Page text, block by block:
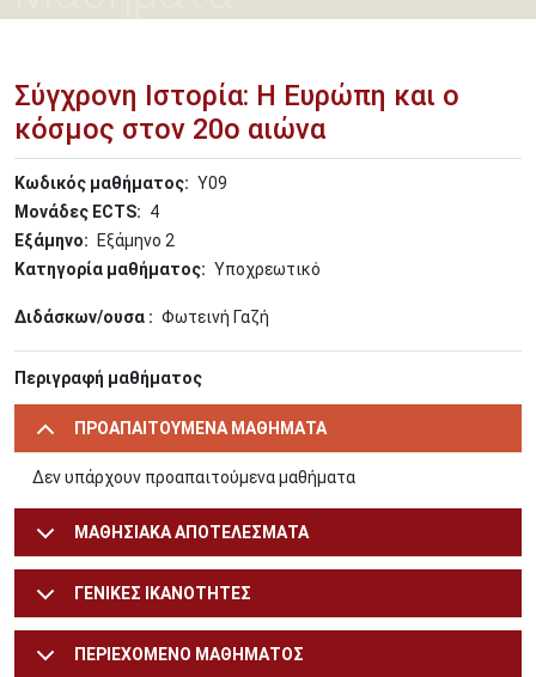
Σύγχρονη Ιστορία: Η Ευρώπη και ο
κόσμος στον 20ο αιώνα
Κωδικός μαθήματος
Υ09
Μονάδες ECTS
4
Εξάμηνο
Εξάμηνο 2
Κατηγορία μαθήματος
Υποχρεωτικό
Διδάσκων/ουσα Φωτεινή Γαζή
Περιγραφή μαθήματος
ΠΡΟΑΠΑΙΤΟΥΜΕΝΑ ΜΑΘΗΜΑΤΑ
Δεν υπάρχουν προαπαιτούμενα μαθήματα
ΜΑΘΗΣΙΑΚΑ ΑΠΟΤΕΛΕΣΜΑΤΑ
ΓΕΝΙΚΕΣ ΙΚΑΝΟΤΗΤΕΣ
ΠΕΡΙΕΧΟΜΕΝΟ ΜΑΘΗΜΑΤΟΣ